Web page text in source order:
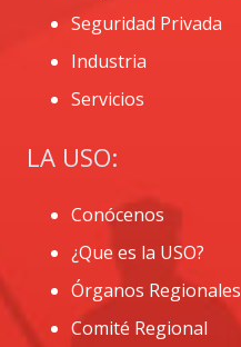
Seguridad Privada
Industria
Servicios
LA USO:
Conócenos
¿Que es la USO?
Órganos Regionales
Comité Regional